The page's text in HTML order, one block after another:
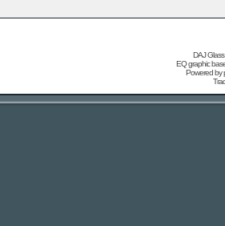
DAJ
EQ graphic
Powered by